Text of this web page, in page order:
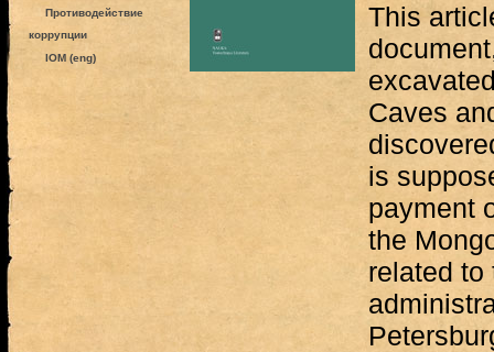
Противодействие
коррупции
IOM (eng)
This
Caves
is
payment
the
related to